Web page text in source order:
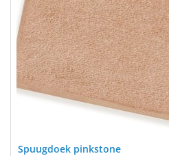
Spuugdoek pinkstone